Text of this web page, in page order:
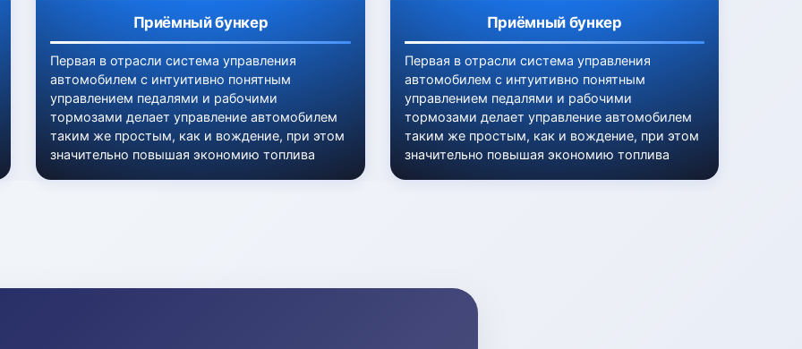
Приёмный бункер
Первая в отрасли система управления
автомобилем с интуитивно понятным
управлением педалями и рабочими
тормозами делает управление автомобилем
таким же простым, как и вождение, при этом
значительно повышая экономию топлива
Приёмный бункер
Первая в отрасли система управления
автомобилем с интуитивно понятным
управлением педалями и рабочими
тормозами делает управление автомобилем
таким же простым, как и вождение, при этом
значительно повышая экономию топлива